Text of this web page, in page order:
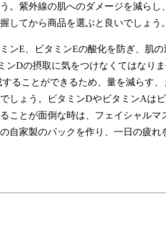
紫外線の肌へのダメージを減ら
してから商品を選ぶと良いでしょう。
E、ビタミンEの酸化を防ぎ、肌
Dの摂取に気をつけなくてはなり
ることができるため、量を減らす
しょう。ビタミンDやビタミンAは
とが面倒な時は、フェイシャル
自家製のパックを作り、一日の疲